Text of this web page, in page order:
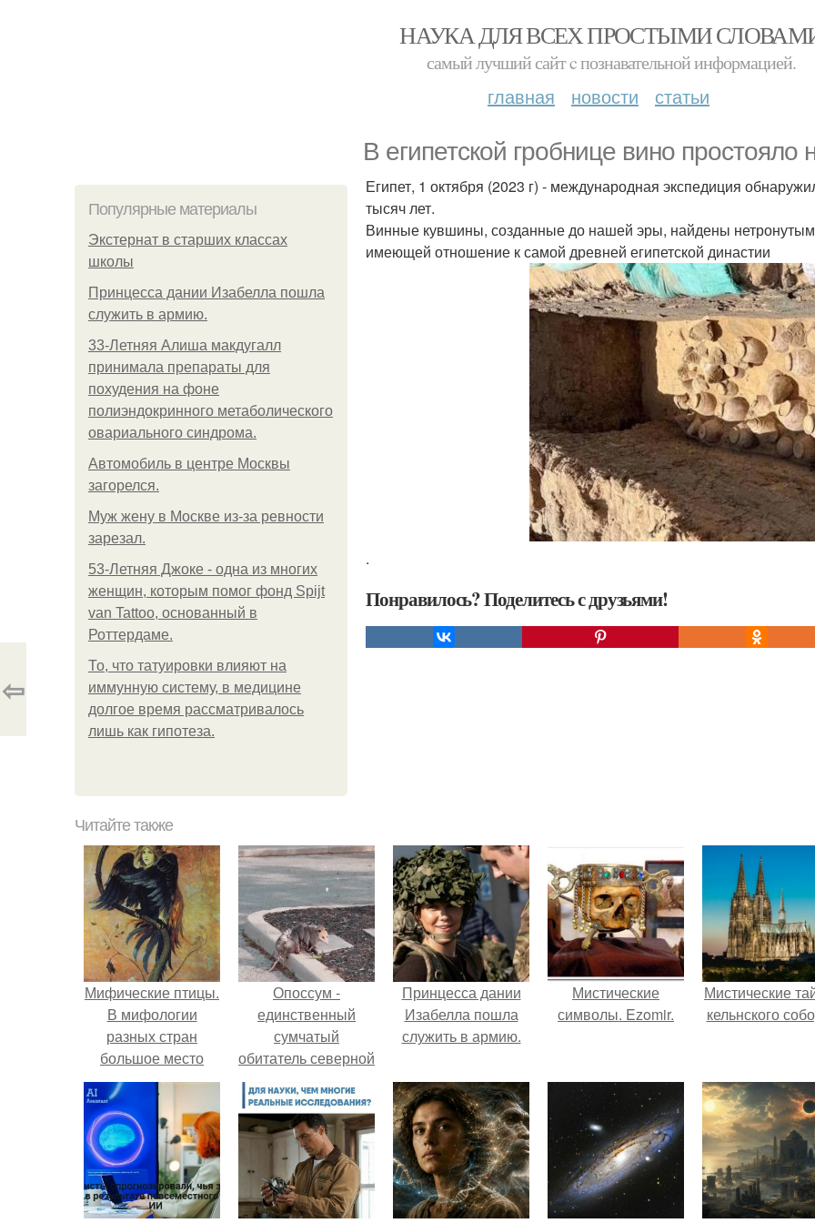
НАУКА ДЛЯ ВСЕХ ПРОСТЫМИ
самый лучший сайт c познавательной информацией.
главная новости статьи
В египетской гробнице вино простояло
Популярные материалы
Экстернат в старших классах
школы
Принцесса дании Изабелла пошла
служить в армию.
33-Летняя Алиша макдугалл
принимала препараты для
похудения на фоне
полиэндокринного метаболического
овариального синдрома.
Автомобиль в центре Москвы
загорелся.
Mуж жену в Москве из-за ревности
зарезал.
53-Летняя Джоке - одна из многих
женщин, которым помог фонд Spijt
van Tattoo, основанный в
Роттердаме.
То, что татуировки влияют на
иммунную систему, в медицине
долгое время рассматривалось
лишь как гипотеза.
Египет, 1 октября (2023 г) - международная экспедиция
тысяч лет.
Винные кувшины, созданные до нашей эры, найдены
имеющей отношение к самой древней египетской династии
.
Понравилось? Поделитесь с друзьями!
⇦
Читайте также
Мифические птицы.
В мифологии
разных стран
большое место
занимают образы
птиц.
Опоссум -
единственный
сумчатый
обитатель северной
Принцесса дании
Изабелла пошла
служить в армию.
Мистические
символы. Ezomir.
Мистические
кельнского